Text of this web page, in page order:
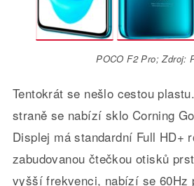
POCO F2 Pro; Zdroj:
Tentokrát se nešlo cestou
straně se nabízí sklo Corning
Displej má standardní Full HD+
zabudovanou čtečkou otisků
vyšší frekvenci, nabízí se 60Hz